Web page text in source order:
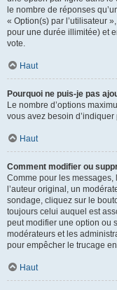
le nombre de réponses
« Option(s) par l’utilisateur
pour une durée illimitée) et
vote.
Haut
Pourquoi ne puis-je pas
Le nombre d’options
vous avez besoin
Haut
Comment modifier ou
Comme pour les
l’auteur original, un
sondage, cliquez sur le
toujours celui auquel est
peut modifier une option ou
modérateurs et les
pour empêcher le trucage
Haut